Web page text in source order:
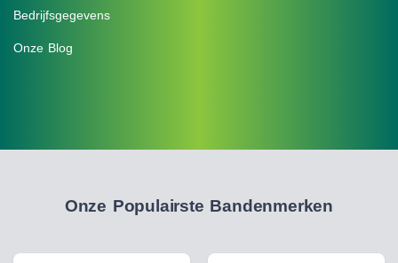
Bedrijfsgegevens
Onze Blog
Onze Populairste Bandenmerken